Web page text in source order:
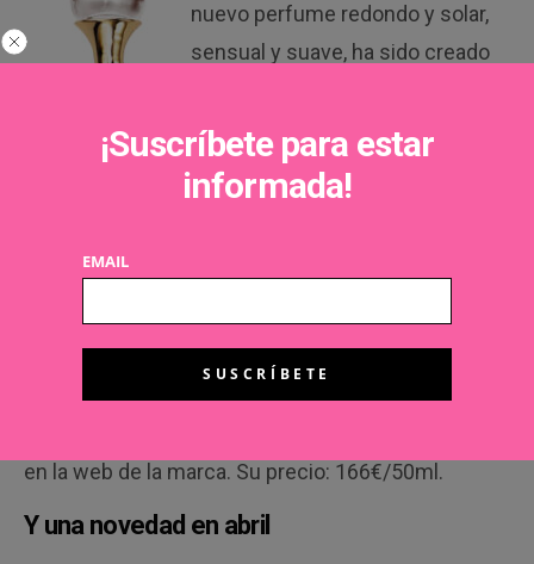
nuevo perfume redondo y solar,
sensual y suave, ha sido creado
Kurkdjian. La novedad es la
exaltación de su floralidad, con
flores sobre dosificadas con
muguete y violeta. Además, para
celebrar el lanzamiento, el artista
creado Gold Rose, una edición
en la web de la marca. Su precio: 166€/50ml.
Y una novedad en abril
¡Suscríbete para estar
informada!
EMAIL